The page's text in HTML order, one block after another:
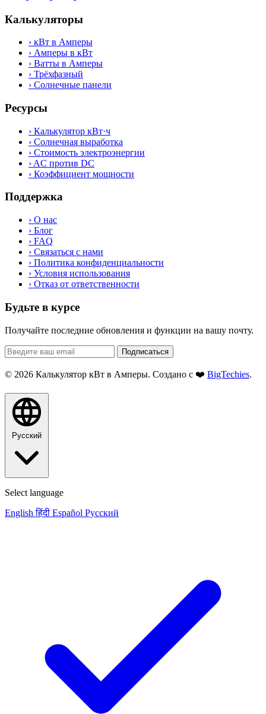
Калькуляторы
› кВт в Амперы
› Амперы в кВт
› Ватты в Амперы
› Трёхфазный
› Солнечные панели
Ресурсы
› Калькулятор кВт·ч
› Солнечная выработка
› Стоимость электроэнергии
› AC против DC
› Коэффициент мощности
Поддержка
› О нас
› Блог
› FAQ
› Связаться с нами
› Политика конфиденциальности
› Условия использования
› Отказ от ответственности
Будьте в курсе
Получайте последние обновления и функции на вашу почту.
Подписаться
© 2026 Калькулятор кВт в Амперы. Создано с ❤️ BigTechies.
Русский
Select language
English हिंदी Español Русский